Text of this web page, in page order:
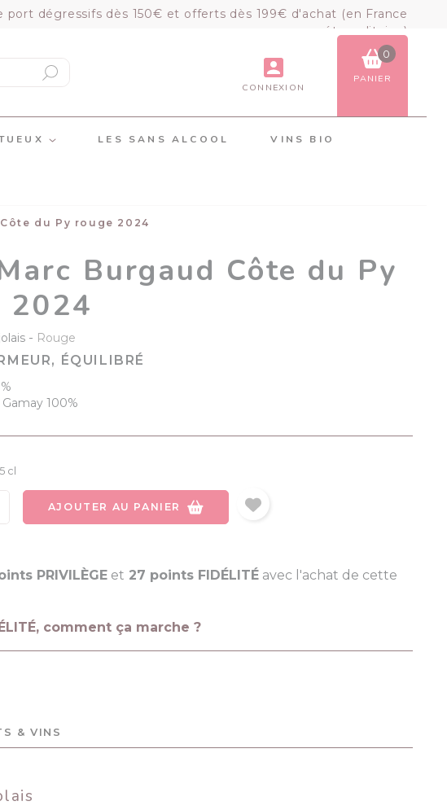
port dégressifs dès 150€ et offerts dès 199€ d'achat (en France
métropolitaine)
CONNEXION
0
PANIER
VOIR LE PANIER COMMANDER
LES SANS ALCOOL VINS BIO
du Py rouge 2024
Burgaud Côte du Py
2024
- Rouge
ÉQUILIBRÉ
Gamay 100%
cl
AJOUTER AU PANIER
PRIVILÈGE et 27 points FIDÉLITÉ avec l'achat de cette
comment ça marche ?
& VINS